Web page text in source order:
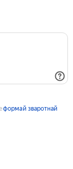
формай зваротнай